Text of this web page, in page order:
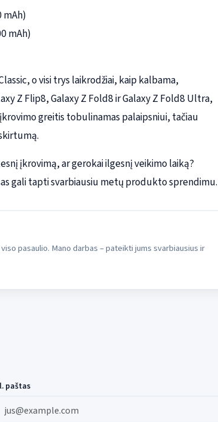
mAh)
mAh)
o visi trys laikrodžiai, kaip kalbama,
Z Flip8, Galaxy Z Fold8 ir Galaxy Z Fold8 Ultra,
greitis tobulinamas palaipsniui, tačiau
įkrovimą, ar gerokai ilgesnį veikimo laiką?
gali tapti svarbiausiu metų produkto sprendimu.
pasaulio. Mano darbas – pateikti jums svarbiausius ir
paštas